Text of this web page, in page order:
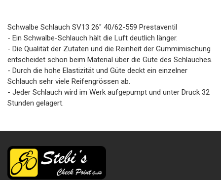
Schwalbe Schlauch SV13 26" 40/62-559 Prestaventil
- Ein Schwalbe-Schlauch hält die Luft deutlich länger.
- Die Qualität der Zutaten und die Reinheit der Gummimischung
entscheidet schon beim Material über die Güte des Schlauches.
- Durch die hohe Elastizität und Güte deckt ein einzelner
Schlauch sehr viele Reifengrössen ab.
- Jeder Schlauch wird im Werk aufgepumpt und unter Druck 32
Stunden gelagert.